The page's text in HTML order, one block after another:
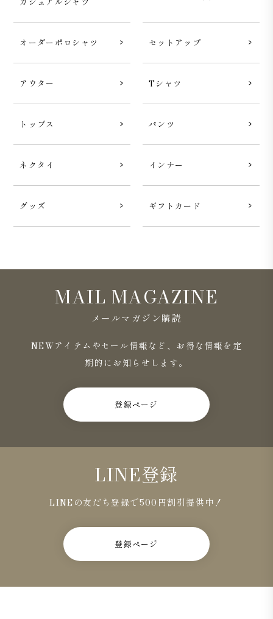
オーダーポロシャツ セットアップ
アウター Tシャツ
トップス パンツ
ネクタイ インナー
グッズ ギフトカード
MAIL MAGAZINE
メールマガジン購読
NEWアイテムやセール情報など、お得な情報を定
期的にお知らせします。
登録ページ
LINE登録
LINEの友だち登録で500円割引提供中！
登録ページ